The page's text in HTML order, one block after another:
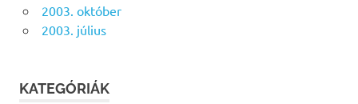
2003. október
2003. július
KATEGÓRIÁK